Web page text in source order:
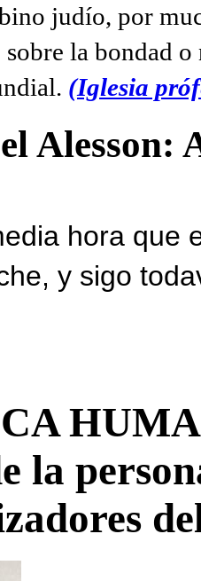
judío, por
la bondad
(Iglesia
Alesson:
hora que
y sigo
la